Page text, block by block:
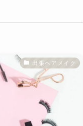
出張ヘアメイク